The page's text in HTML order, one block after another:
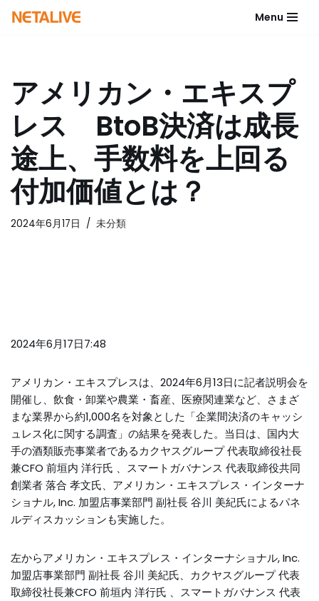
ン
ツ
へ
ス
キ
ッ
プ
Menu
アメリカン・エキスプ
レス BtoB決済は成長
途上、手数料を上回る
付加価値とは？
2024年6月17日 未分類
2024年6月17日7:48
アメリカン・エキスプレスは、2024年6月13日に記者説明会を
開催し、飲食・卸業や農業・畜産、医療関連業など、さまざ
まな業界から約1,000名を対象とした「企業間決済のキャッシ
ュレス化に関する調査」の結果を発表した。当日は、国内大
手の酒類販売事業者であるカクヤスグループ 代表取締役社長
兼CFO 前垣内 洋行氏 、スマートガバナンス 代表取締役共同
創業者 落合 孝文氏、アメリカン・エキスプレス・インターナ
ショナル, Inc. 加盟店事業部門 副社長 谷川 美紀氏によるパネ
ルディスカッションも実施した。
左からアメリカン・エキスプレス・インターナショナル, Inc.
加盟店事業部門 副社長 谷川 美紀氏、カクヤスグループ 代表
取締役社長兼CFO 前垣内 洋行氏 、スマートガバナンス 代表